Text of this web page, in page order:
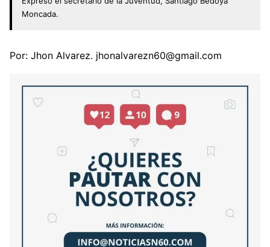
Moncada.
Por: Jhon Alvarez. jhonalvarezn60@gmail.com